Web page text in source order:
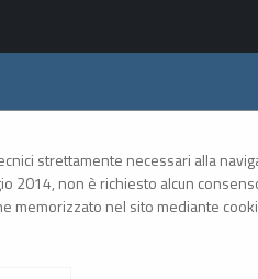
- Gare
A A GRAFICA
strettamente necessari alla
2014, non è richiesto alcun
memorizzato nel sito mediante